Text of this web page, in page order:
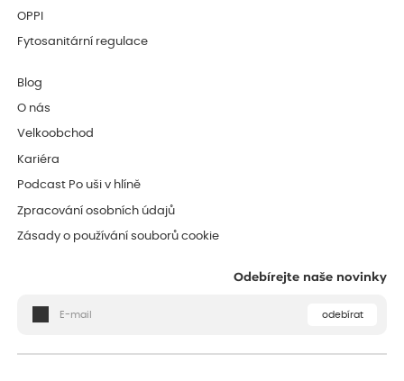
OPPI
Fytosanitární regulace
Blog
O nás
Velkoobchod
Kariéra
Podcast Po uši v hlíně
Zpracování osobních údajů
Zásady o používání souborů cookie
Odebírejte naše novinky
odebírat